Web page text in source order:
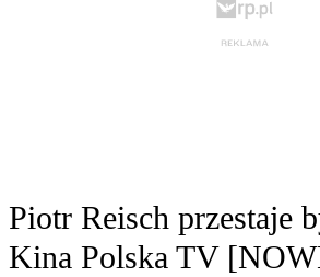
Piotr Reisch przestaje
Kina Polska TV